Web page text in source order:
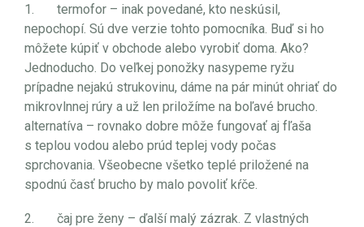
1. termofor – inak povedané, kto neskúsil,
nepochopí. Sú dve verzie tohto pomocníka. Buď si ho
môžete kúpiť v obchode alebo vyrobiť doma. Ako?
Jednoducho. Do veľkej ponožky nasypeme ryžu
prípadne nejakú strukovinu, dáme na pár minút ohriať do
mikrovlnnej rúry a už len priložíme na boľavé brucho.
alternatíva – rovnako dobre môže fungovať aj fľaša
s teplou vodou alebo prúd teplej vody počas
sprchovania. Všeobecne všetko teplé priložené na
spodnú časť brucho by malo povoliť kŕče.
2. čaj pre ženy – ďalší malý zázrak. Z vlastných